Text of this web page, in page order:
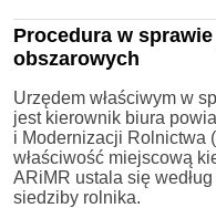
Procedura w
obszarowych
Urzędem właściwym w
jest kierownik biura
i Modernizacji Rolnictwa
właściwość miejscową
ARiMR ustala się
siedziby rolnika.